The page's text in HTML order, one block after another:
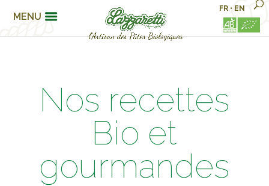
MENU
FR • EN
Nos recettes
Bio et
gourmandes